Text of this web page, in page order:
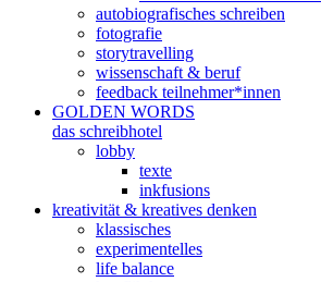
autobiografisches schreiben
fotografie
storytravelling
wissenschaft & beruf
feedback teilnehmer*innen
GOLDEN WORDS
das schreibhotel
lobby
texte
inkfusions
kreativität & kreatives denken
klassisches
experimentelles
life balance